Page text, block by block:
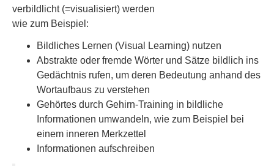
verbildlicht (=visualisiert) werden
wie zum Beispiel:
Bildliches Lernen (Visual Learning) nutzen
Abstrakte oder fremde Wörter und Sätze bildlich ins
Gedächtnis rufen, um deren Bedeutung anhand des
Wortaufbaus zu verstehen
Gehörtes durch Gehirn-Training in bildliche
Informationen umwandeln, wie zum Beispiel bei
einem inneren Merkzettel
Informationen aufschreiben